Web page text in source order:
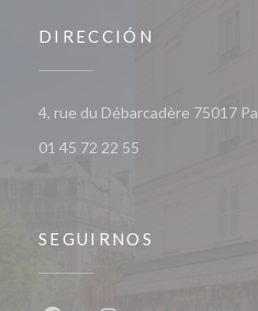
DIRECCIÓN
4, rue du Débarcadère 75017
01 45 72 22 55
SEGUIRNOS